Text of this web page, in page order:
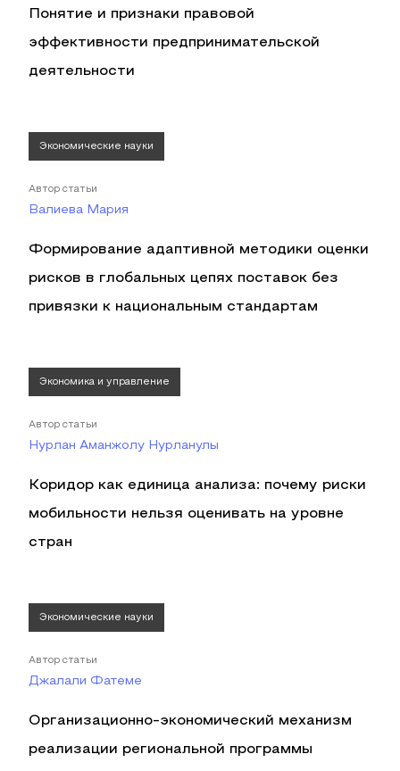
Понятие и признаки правовой
эффективности предпринимательской
деятельности
Экономические науки
Автор статьи
Валиева Мария
Формирование адаптивной методики оценки
рисков в глобальных цепях поставок без
привязки к национальным стандартам
Экономика и управление
Автор статьи
Нурлан Аманжолу Нурланулы
Коридор как единица анализа: почему риски
мобильности нельзя оценивать на уровне
стран
Экономические науки
Автор статьи
Джалали Фатеме
Организационно-экономический механизм
реализации региональной программы